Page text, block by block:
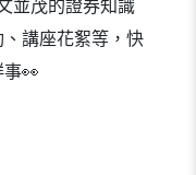
並茂的證券知識
講座花絮等，快
事👀